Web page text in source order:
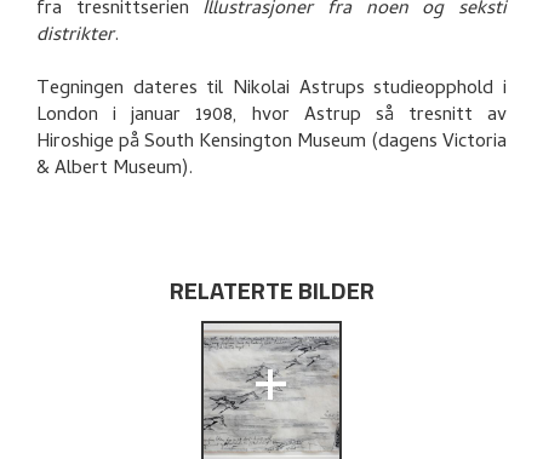
TEKNISK INFORMASJON
PROVENIENS
BIBLIOGRAFI
fra tresnittserien Illustrasjoner fra noen og seksti
distrikter.
Tegningen dateres til Nikolai Astrups studieopphold i
London i januar 1908, hvor Astrup så tresnitt av
Hiroshige på South Kensington Museum (dagens Victoria
& Albert Museum).
RELATERTE BILDER
+